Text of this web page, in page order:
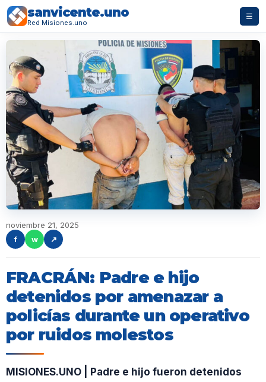
sanvicente.uno
Red Misiones.uno
☰
noviembre 21, 2025
f
w ↗
FRACRÁN: Padre e hijo
detenidos por amenazar a
policías durante un operativo
por ruidos molestos
MISIONES.UNO | Padre e hijo fueron detenidos